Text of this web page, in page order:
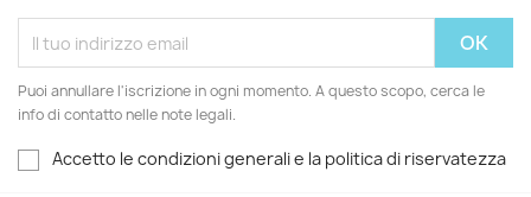
Puoi annullare l'iscrizione in ogni momento. A questo scopo, cerca le
info di contatto nelle note legali.
Accetto le condizioni generali e la politica di riservatezza